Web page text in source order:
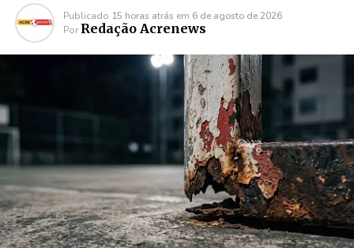
Publicado 15 horas atrás em 6 de agosto de 2026
Por Redação Acrenews